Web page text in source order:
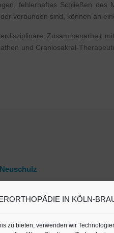
IN KÖLN-
zu bieten, verwenden wir
fehlerhaftes Schließen des
verbunden sind, können an
Zusammenarbeit
und Craniosakral-